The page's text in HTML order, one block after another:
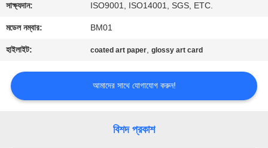
খবর
সাইট
সাক্ষ্যদান: ISO9001, ISO14001, SGS, ETC.
মডেল নম্বার: BM01
হাইলাইট: coated art paper,glossy art card
আমাদের সাথে যোগাযোগ করুন!
বিশদ প্রকাশ